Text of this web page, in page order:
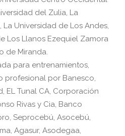
del Zulia, La
Universidad de Los Andes,
Los Llanos Ezequiel Zamora
de Miranda.
para entrenamientos,
profesional por Banesco,
EL Tunal CA, Corporación
Rivas y Cia, Banco
Seprocebú, Asocebú,
Agasur, Asodegaa,